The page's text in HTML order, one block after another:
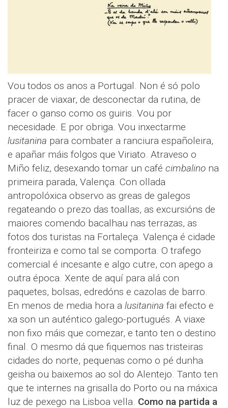
Vou todos os anos a Portugal. Non é só polo
pracer de viaxar, de desconectar da rutina, de
facer o ganso como os guiris. Vou por
necesidade. E por obriga. Vou inxectarme
lusitanina para combater a ranciura españoleira,
e apañar máis folgos que Viriato. Atraveso o
Miño feliz, desexando tomar un café cimbalino na
primeira parada, Valença. Con ollada
antropolóxica observo as greas de galegos
regateando o prezo das toallas, as excursións de
maiores comendo bacalhau nas terrazas, as
fotos dos turistas na Fortaleça. Valença é cidade
fronteiriza e como tal se comporta. O trafego
comercial é incesante e algo cutre, con apego a
outra época. Xente de aquí para alá con
paquetes, bolsas, edredóns e cazolas de barro.
En menos de media hora a lusitanina fai efecto e
xa son un auténtico galego-portugués. A viaxe
non fixo máis que comezar, e tanto ten o destino
final. O mesmo dá que fiquemos nas tristeiras
cidades do norte, pequenas como o pé dunha
geisha ou baixemos ao sol do Alentejo. Tanto ten
que te internes na grisalla do Porto ou na máxica
luz de pexego na Lisboa vella. Como na partida a